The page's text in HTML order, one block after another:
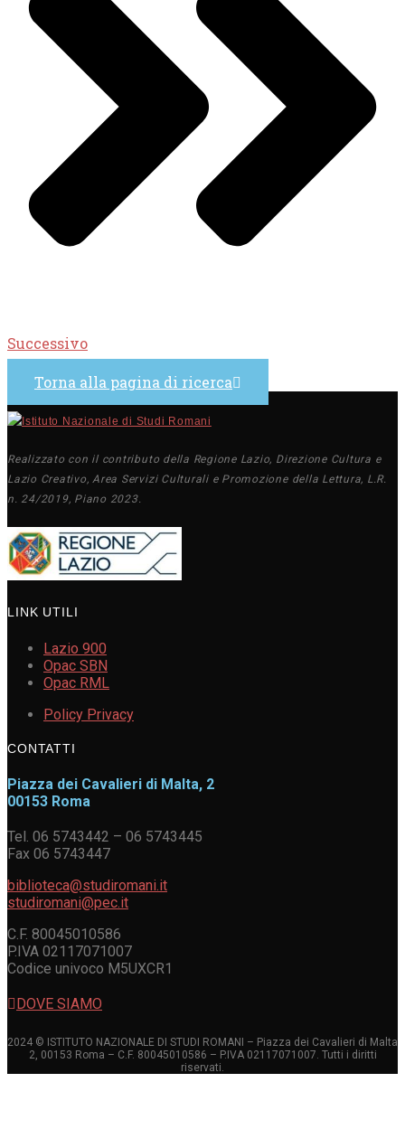
Successivo
Torna alla pagina di ricerca
Realizzato con il contributo della Regione Lazio, Direzione Cultura e
Lazio Creativo, Area Servizi Culturali e Promozione della Lettura, L.R.
n. 24/2019, Piano 2023.
LINK UTILI
Lazio 900
Opac SBN
Opac RML
Policy Privacy
CONTATTI
Piazza dei Cavalieri di Malta, 2
00153 Roma
Tel. 06 5743442 – 06 5743445
Fax 06 5743447
biblioteca@studiromani.it
studiromani@pec.it
C.F. 80045010586
P.IVA 02117071007
Codice univoco M5UXCR1
DOVE SIAMO
2024 © ISTITUTO NAZIONALE DI STUDI ROMANI – Piazza dei Cavalieri di Malta
2, 00153 Roma – C.F. 80045010586 – P.IVA 02117071007. Tutti i diritti
riservati.